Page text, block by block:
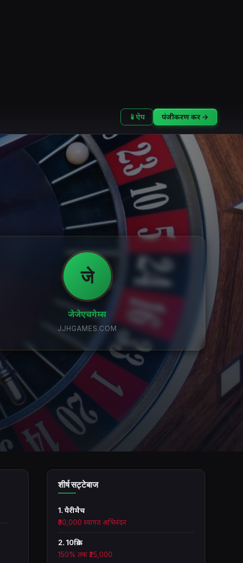
📱 ऐप पंजीकरण करें →
जे
जेजेएचगेम्स
JJHGAMES.COM
शीर्ष सट्टेबाज
1. पैरीमैच
₹30,000 स्वागत अभिनंदन
2. 10क्रिक
150% तक ₹25,000